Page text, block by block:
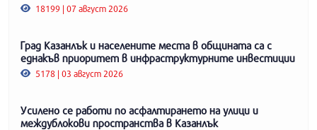
18199 | 07 август 2026
Град Казанлък и населените места в общината са с
еднакъв приоритет в инфраструктурните инвестиции
5178 | 03 август 2026
Усилено се работи по асфалтирането на улици и
междублокови пространства в Казанлък